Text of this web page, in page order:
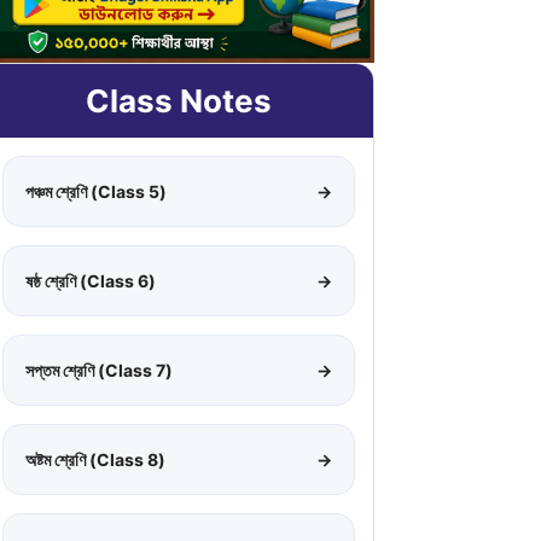
Class Notes
পঞ্চম শ্রেণি (Class 5) →
ষষ্ঠ শ্রেণি (Class 6) →
সপ্তম শ্রেণি (Class 7) →
অষ্টম শ্রেণি (Class 8) →